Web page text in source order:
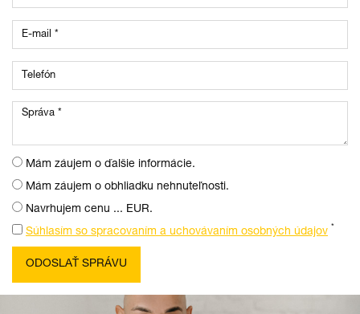
Mám záujem o ďalšie informácie.
Mám záujem o obhliadku nehnuteľnosti.
Navrhujem cenu ... EUR.
Súhlasím so spracovaním a uchovávaním osobných údajov *